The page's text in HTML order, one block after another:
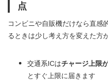
点
コンビニや自販機だけなら直感
るときは少し考え方を変えた方
交通系ICはチャージ上限
とすぐ上限に届きます